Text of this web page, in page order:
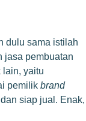
dulu sama istilah
jasa pembuatan
lain, yaitu
pemilik brand
siap jual. Enak,